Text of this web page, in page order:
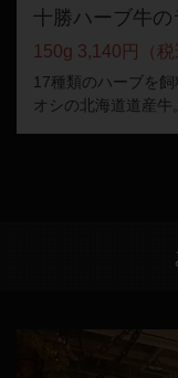
十勝ハーブ牛
150g 3,140円（税
17種類のハーブを
オシの北海道道産牛